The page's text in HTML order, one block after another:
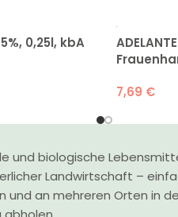
0,25l, kbA
7,69 €
und biologische
Landwirtschaft –
und an mehreren Orten in